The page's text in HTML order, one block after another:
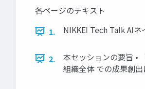
各ページのテキスト
1.
NIKKEI Tech Talk AI
2.
本セッションの要旨 •
組織全体 での成果創